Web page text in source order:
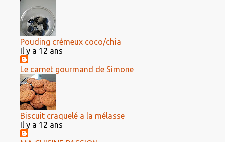
Pouding crémeux coco/chia
Il y a 12 ans
Le carnet gourmand de Simone
Biscuit craquelé a la mélasse
Il y a 12 ans